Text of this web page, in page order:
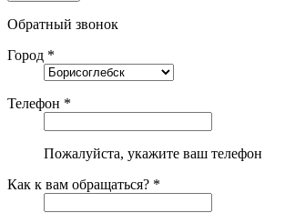
Обратный звонок
Город *
Телефон *
Пожалуйста, укажите ваш телефон
Как к вам обращаться? *